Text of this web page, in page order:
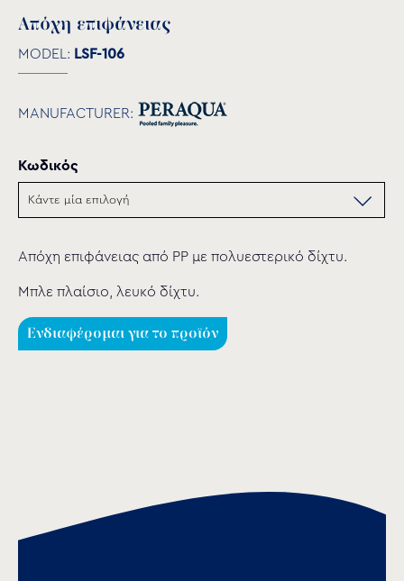
Απόχη επιφάνειας
MODEL: LSF-106
MANUFACTURER:
Κωδικός
Απόχη επιφάνειας από PP με πολυεστερικό δίχτυ.
Μπλε πλαίσιο, λευκό δίχτυ.
Ενδιαφέρομαι για το προϊόν